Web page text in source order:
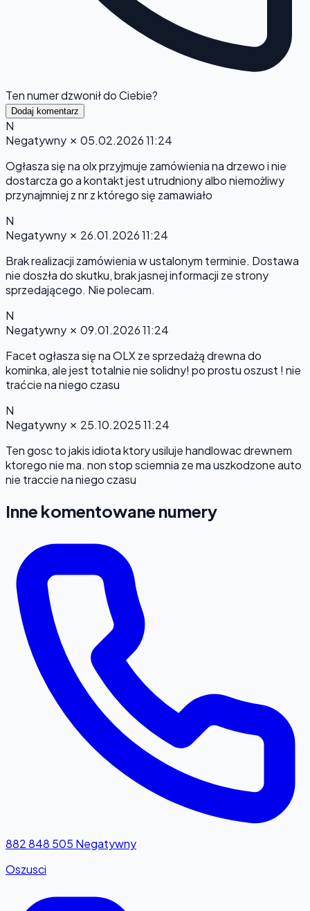
Ten numer dzwonił do Ciebie?
Dodaj komentarz
N
Negatywny ✗ 05.02.2026 11:24
Ogłasza się na olx przyjmuje zamówienia na drzewo i nie
dostarcza go a kontakt jest utrudniony albo niemożliwy
przynajmniej z nr z którego się zamawiało
N
Negatywny ✗ 26.01.2026 11:24
Brak realizacji zamówienia w ustalonym terminie. Dostawa
nie doszła do skutku, brak jasnej informacji ze strony
sprzedającego. Nie polecam.
N
Negatywny ✗ 09.01.2026 11:24
Facet ogłasza się na OLX ze sprzedażą drewna do
kominka, ale jest totalnie nie solidny! po prostu oszust ! nie
traćcie na niego czasu
N
Negatywny ✗ 25.10.2025 11:24
Ten gosc to jakis idiota ktory usiluje handlowac drewnem
ktorego nie ma. non stop sciemnia ze ma uszkodzone auto
nie traccie na niego czasu
Inne komentowane numery
882 848 505 Negatywny
Oszusci